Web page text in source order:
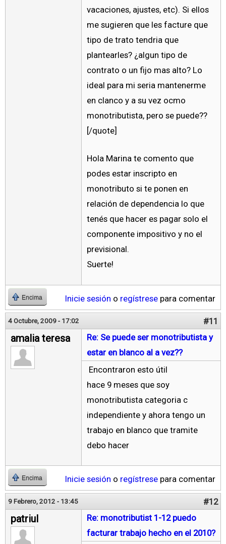
vacaciones, ajustes, etc). Si ellos
me sugieren que les facture que
tipo de trato tendria que
plantearles? ¿algun tipo de
contrato o un fijo mas alto? Lo
ideal para mi seria mantenerme
en clanco y a su vez ocmo
monotributista, pero se puede??
[/quote]
Hola Marina te comento que
podes estar inscripto en
monotributo si te ponen en
relación de dependencia lo que
tenés que hacer es pagar solo el
componente impositivo y no el
previsional.
Suerte!
Encima Inicie sesión o regístrese para comentar
4 Octubre, 2009 - 17:02 #11
amalia teresa
Re: Se puede ser monotributista y
estar en blanco al a vez??
Encontraron esto útil
hace 9 meses que soy
monotributista categoria c
independiente y ahora tengo un
trabajo en blanco que tramite
debo hacer
Encima Inicie sesión o regístrese para comentar
9 Febrero, 2012 - 13:45 #12
patriul
Re: monotributist 1-12 puedo
facturar trabajo hecho en el 2010?